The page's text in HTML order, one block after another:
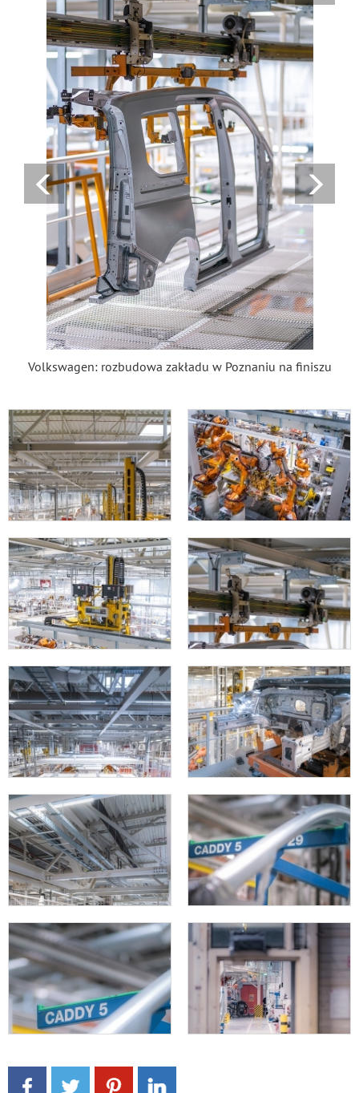
Volkswagen: rozbudowa zakładu w Poznaniu na finiszu